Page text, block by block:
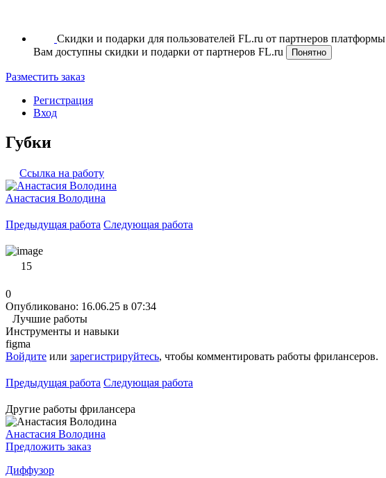
Скидки и подарки для пользователей FL.ru от партнеров платформы
Вам доступны скидки и подарки от партнеров FL.ru
Понятно
Разместить заказ
Регистрация
Вход
Губки
Ссылка на работу
Анастасия Володина
Предыдущая работа Следующая работа
15
0
Опубликовано: 16.06.25 в 07:34
Лучшие работы
Инструменты и навыки
figma
Войдите или зарегистрируйтесь, чтобы комментировать работы фрилансеров.
Предыдущая работа Следующая работа
Другие работы фрилансера
Анастасия Володина
Предложить заказ
Диффузор